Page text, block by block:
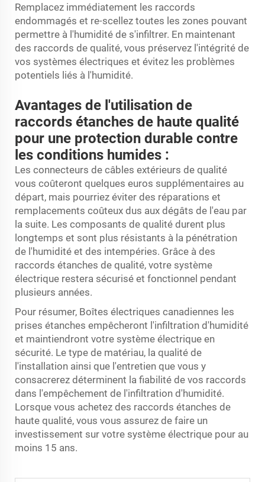
Remplacez immédiatement les raccords
endommagés et re-scellez toutes les zones pouvant
permettre à l'humidité de s'infiltrer. En maintenant
des raccords de qualité, vous préservez l'intégrité de
vos systèmes électriques et évitez les problèmes
potentiels liés à l'humidité.
Avantages de l'utilisation de
raccords étanches de haute qualité
pour une protection durable contre
les conditions humides :
Les connecteurs de câbles extérieurs de qualité
vous coûteront quelques euros supplémentaires au
départ, mais pourriez éviter des réparations et
remplacements coûteux dus aux dégâts de l'eau par
la suite. Les composants de qualité durent plus
longtemps et sont plus résistants à la pénétration
de l'humidité et des intempéries. Grâce à des
raccords étanches de qualité, votre système
électrique restera sécurisé et fonctionnel pendant
plusieurs années.
Pour résumer, Boîtes électriques canadiennes les
prises étanches empêcheront l'infiltration d'humidité
et maintiendront votre système électrique en
sécurité. Le type de matériau, la qualité de
l'installation ainsi que l'entretien que vous y
consacrerez déterminent la fiabilité de vos raccords
dans l'empêchement de l'infiltration d'humidité.
Lorsque vous achetez des raccords étanches de
haute qualité, vous vous assurez de faire un
investissement sur votre système électrique pour au
moins 15 ans.